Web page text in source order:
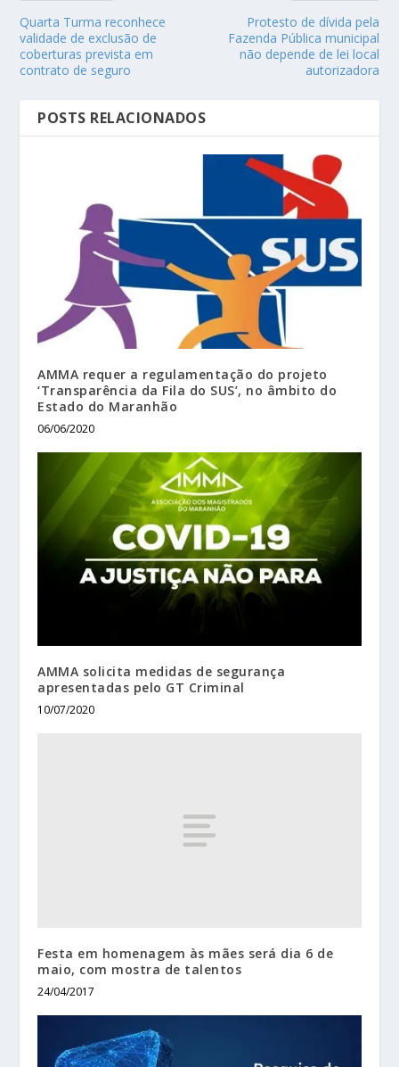
Quarta Turma reconhece
validade de exclusão de
coberturas prevista em
contrato de seguro
Protesto de dívida pela
Fazenda Pública municipal
não depende de lei local
autorizadora
POSTS RELACIONADOS
AMMA requer a regulamentação do projeto
‘Transparência da Fila do SUS’, no âmbito do
Estado do Maranhão
06/06/2020
AMMA solicita medidas de segurança
apresentadas pelo GT Criminal
10/07/2020
Festa em homenagem às mães será dia 6 de
maio, com mostra de talentos
24/04/2017